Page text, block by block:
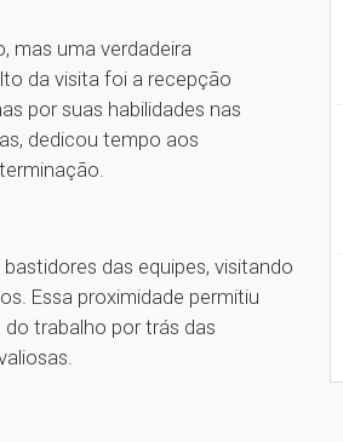
mas uma verdadeira
da visita foi a recepção
por suas habilidades nas
dedicou tempo aos
das equipes, visitando
Essa proximidade permitiu
trabalho por trás das